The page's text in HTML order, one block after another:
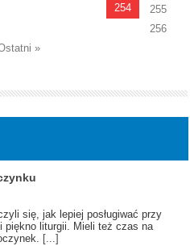
254
255
256
»
się, jak lepiej posługiwać przy
piękno liturgii. Mieli też czas na
[...]